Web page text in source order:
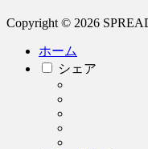
Copyright © 2026
ホーム
シェア